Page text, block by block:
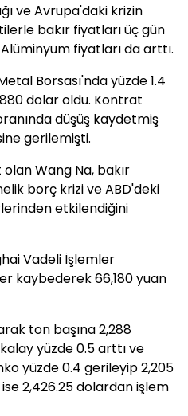
ve Avrupa'daki krizin
bakır fiyatları üç gün
fiyatları da arttı.
Borsası'nda yüzde 1.4
dolar oldu. Kontrat
düşüş kaydetmiş
gerilemişti.
Wang Na, bakır
borç krizi ve ABD'deki
etkilendiğini
Vadeli İşlemler
kaybederek 66,180 yuan
ton başına 2,288
yüzde 0.5 arttı ve
yüzde 0.4 gerileyip 2,205
2,426.25 dolardan işlem